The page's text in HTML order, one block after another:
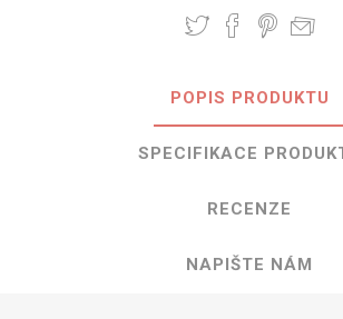
POPIS PRODUKTU
SPECIFIKACE
RECENZE
NAPIŠTE NÁM